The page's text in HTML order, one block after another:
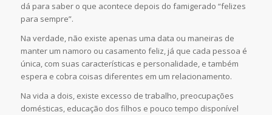
dá para saber o que acontece depois do famigerado “felizes
para sempre”.
Na verdade, não existe apenas uma data ou maneiras de
manter um namoro ou casamento feliz, já que cada pessoa é
única, com suas características e personalidade, e também
espera e cobra coisas diferentes em um relacionamento.
Na vida a dois, existe excesso de trabalho, preocupações
domésticas, educação dos filhos e pouco tempo disponível